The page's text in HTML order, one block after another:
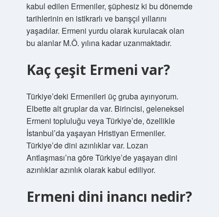
kabul edilen Ermeniler, şüphesiz ki bu dönemde
tarihlerinin en istikrarlı ve barışçıl yıllarını
yaşadılar. Ermeni yurdu olarak kurulacak olan
bu alanlar M.Ö. yılına kadar uzanmaktadır.
Kaç çeşit Ermeni var?
Türkiye’deki Ermenileri üç gruba ayırıyorum.
Elbette alt gruplar da var. Birincisi, geleneksel
Ermeni topluluğu veya Türkiye’de, özellikle
İstanbul’da yaşayan Hristiyan Ermeniler.
Türkiye’de dini azınlıklar var. Lozan
Antlaşması’na göre Türkiye’de yaşayan dini
azınlıklar azınlık olarak kabul ediliyor.
Ermeni dini inancı nedir?